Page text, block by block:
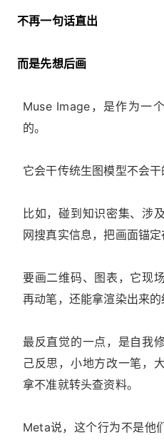
不再一句话直出
而是先想后画
Muse Image，是作为一
的。
它会干传统生图模型不会干
比如，碰到知识密集、涉
网搜真实信息，把画面锚定
要画二维码、图表，它现
再动笔，还能拿渲染出来的
最反直觉的一点，是自我
己反思，小地方改一笔，
拿不准就转头查资料。
Meta说，这个行为不是他